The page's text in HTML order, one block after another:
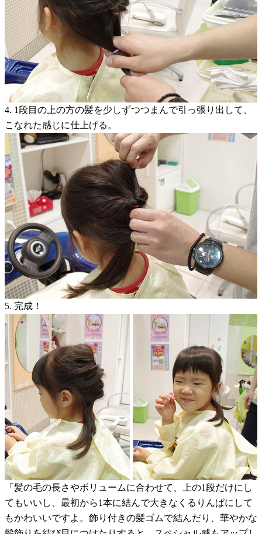
4. 1段目の上の方の髪を少しずつつまんで引っ張り出して、
こなれた感じに仕上げる。
5. 完成！
「髪の毛の長さやボリュームに合わせて、上の1段だけにし
てもいいし、最初から1本に結んで大きなくるりんぱにして
もかわいいですよ。飾り付きの髪ゴムで結んだり、華やかな